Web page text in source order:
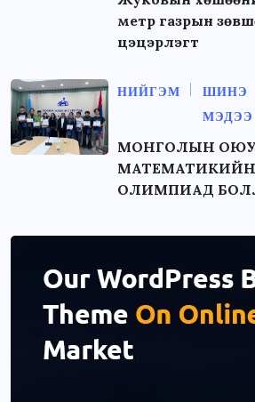
метр газрын
цэцэрлэгт
НИЙГЭМ
ШИНЭ
МЭДЭЭ
МОНГОЛЫН
МАТЕМАТИКИЙН
ОЛИМПИАД